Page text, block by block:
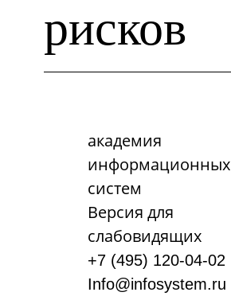
рисков
академия
информационных
систем
Версия для
слабовидящих
+7 (495) 120-04-02
Info@infosystem.ru